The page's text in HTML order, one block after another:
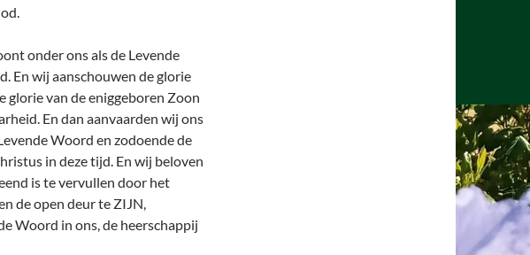
onder ons als de Levende
En wij aanschouwen de glorie
glorie van de eniggeboren Zoon
En dan aanvaarden wij ons
Woord en zodoende de
in deze tijd. En wij beloven
is te vervullen door het
de open deur te ZIJN,
Woord in ons, de heerschappij